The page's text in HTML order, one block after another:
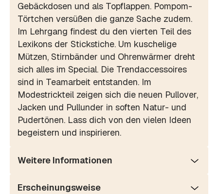
Gebäckdosen und als Topflappen. Pompom-
Törtchen versüßen die ganze Sache zudem.
Im Lehrgang findest du den vierten Teil des
Lexikons der Stickstiche. Um kuschelige
Mützen, Stirnbänder und Ohrenwärmer dreht
sich alles im Special. Die Trendaccessoires
sind in Teamarbeit entstanden. Im
Modestrickteil zeigen sich die neuen Pullover,
Jacken und Pullunder in soften Natur- und
Pudertönen. Lass dich von den vielen Ideen
begeistern und inspirieren.
Weitere Informationen
Erscheinungsweise